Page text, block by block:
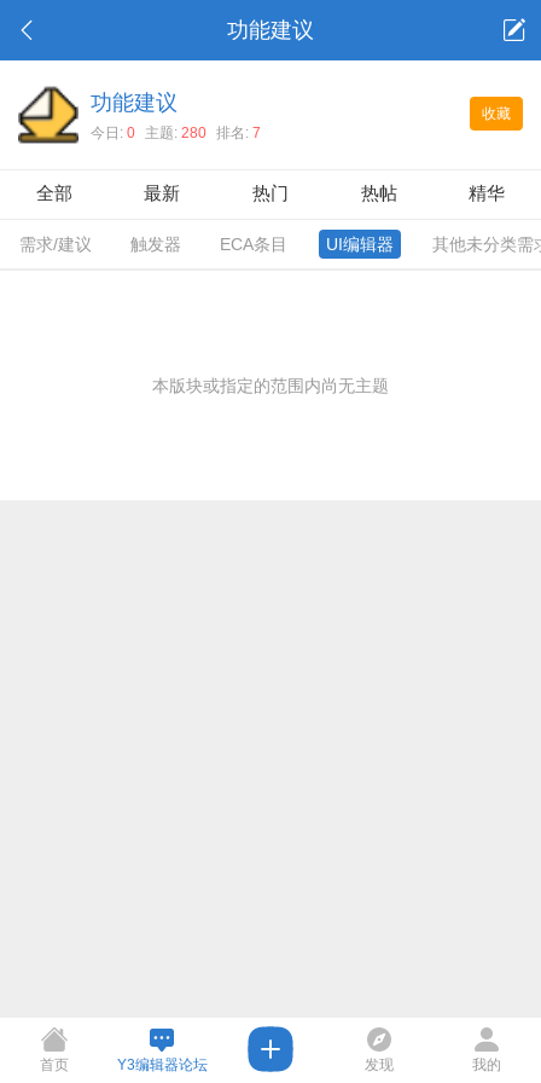
功能建议
收藏
功能建议
今日: 0 主题: 280 排名: 7
全部 最新 热门 热帖 精华
需求/建议 触发器 ECA条目 UI编辑器 其他未分类需
本版块或指定的范围内尚无主题
首页 Y3编辑器论坛 发现 我的